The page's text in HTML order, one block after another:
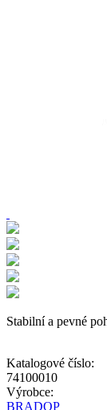
Stabilní a pevné
Katalogové číslo:
74100010
Výrobce:
BRADOP